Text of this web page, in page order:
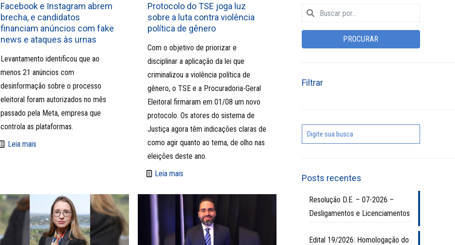
Facebook e Instagram abrem
brecha, e candidatos
financiam anúncios com fake
news e ataques às urnas
Levantamento identificou que ao
menos 21 anúncios com
desinformação sobre o processo
eleitoral foram autorizados no mês
passado pela Meta, empresa que
controla as plataformas.
Leia mais
Protocolo do TSE joga luz
sobre a luta contra violência
política de gênero
Com o objetivo de priorizar e
disciplinar a aplicação da lei que
criminalizou a violência política de
gênero, o TSE e a Procuradoria-Geral
Eleitoral firmaram em 01/08 um novo
protocolo. Os atores do sistema de
Justiça agora têm indicações claras de
como agir quanto ao tema, de olho nas
eleições deste ano.
Leia mais
PROCURAR
Filtrar
Posts recentes
Resolução D.E. – 07-2026 –
Desligamentos e Licenciamentos
Edital 19/2026: Homologação do